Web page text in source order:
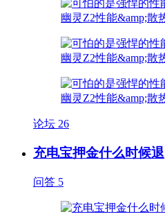
论坛 26
充电宝押金什么时候退
问答 5